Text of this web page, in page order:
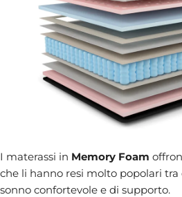
I materassi in Memory Foam
che li hanno resi molto popolari tra
sonno confortevole e di supporto.